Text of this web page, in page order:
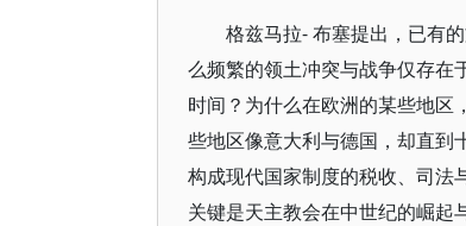
格兹马拉- 布塞提出，已有
么频繁的领土冲突与战争仅存在
时间？为什么在欧洲的某些地区
些地区像意大利与德国，却直到
构成现代国家制度的税收、司法
关键是天主教会在中世纪的崛起